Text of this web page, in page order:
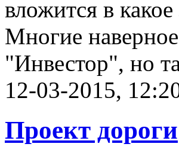
вложится в
Многие
"Инвестор", но
12-03-2015,
Проект дороги